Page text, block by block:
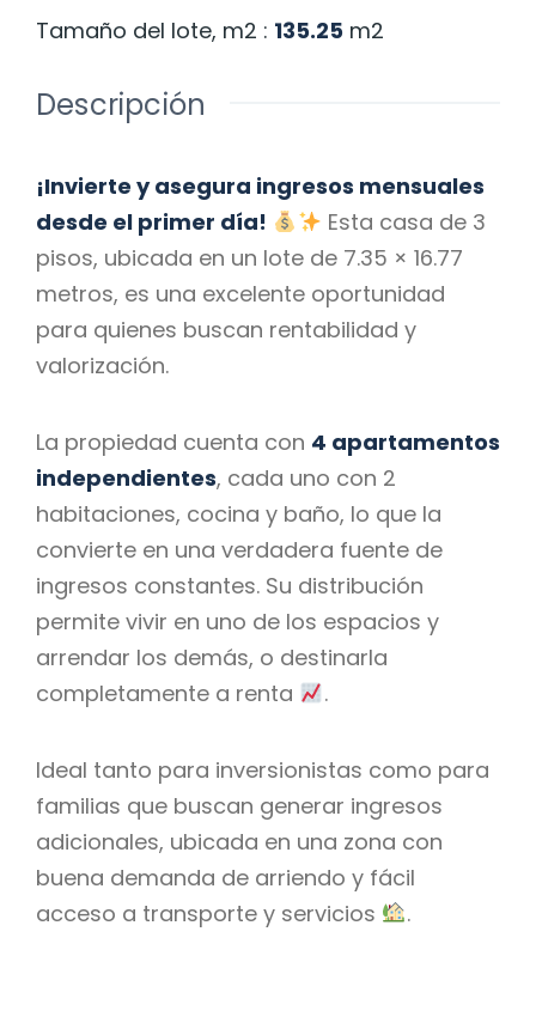
Tamaño del lote, m2 : 135.25 m2
Descripción
¡Invierte y asegura ingresos mensuales
desde el primer día!
Esta casa de 3
pisos, ubicada en un lote de 7.35 × 16.77
metros, es una excelente oportunidad
para quienes buscan rentabilidad y
valorización.
La propiedad cuenta con 4 apartamentos
independientes, cada uno con 2
habitaciones, cocina y baño, lo que la
convierte en una verdadera fuente de
ingresos constantes. Su distribución
permite vivir en uno de los espacios y
arrendar los demás, o destinarla
completamente a renta
.
Ideal tanto para inversionistas como para
familias que buscan generar ingresos
adicionales, ubicada en una zona con
buena demanda de arriendo y fácil
acceso a transporte y servicios
.